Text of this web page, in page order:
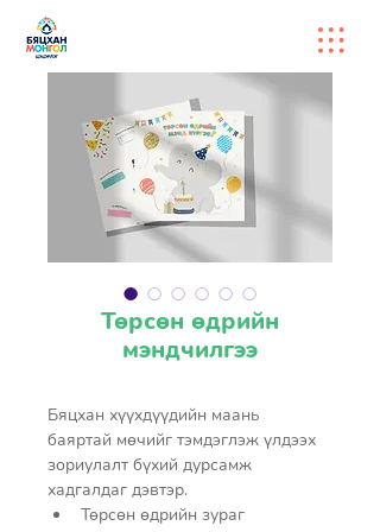
Төрсөн өдрийн
мэндчилгээ
Бяцхан хүүхдүүдийн маань
баяртай мөчийг тэмдэглэж үлдээх
зориулалт бүхий дурсамж
хадгалдаг дэвтэр.
Төрсөн өдрийн зураг